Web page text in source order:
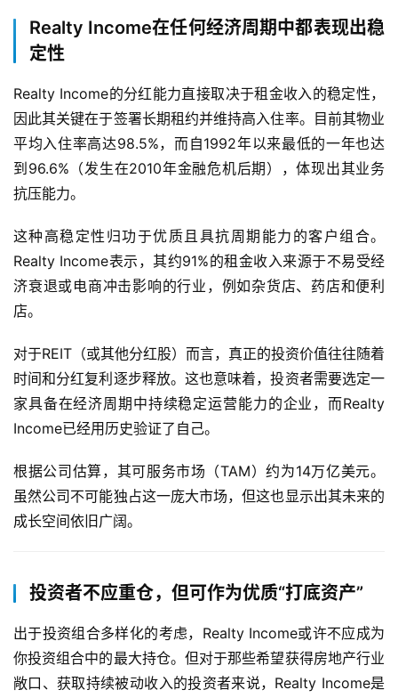
载
美
股
开
指
南
美
投
资
资
讯
Realty Income在任何经济周期中都表现出稳
定性
Realty Income的分红能力直接取决于租金收入的稳定性，
因此其关键在于签署长期租约并维持高入住率。目前其物业
平均入住率高达98.5%，而自1992年以来最低的一年也达
到96.6%（发生在2010年金融危机后期），体现出其业务
抗压能力。
这种高稳定性归功于优质且具抗周期能力的客户组合。
Realty Income表示，其约91%的租金收入来源于不易受经
济衰退或电商冲击影响的行业，例如杂货店、药店和便利
店。
对于REIT（或其他分红股）而言，真正的投资价值往往随着
时间和分红复利逐步释放。这也意味着，投资者需要选定一
家具备在经济周期中持续稳定运营能力的企业，而Realty
Income已经用历史验证了自己。
根据公司估算，其可服务市场（TAM）约为14万亿美元。
虽然公司不可能独占这一庞大市场，但这也显示出其未来的
成长空间依旧广阔。
投资者不应重仓，但可作为优质“打底资产”
出于投资组合多样化的考虑，Realty Income或许不应成为
你投资组合中的最大持仓。但对于那些希望获得房地产行业
敞口、获取持续被动收入的投资者来说，Realty Income是